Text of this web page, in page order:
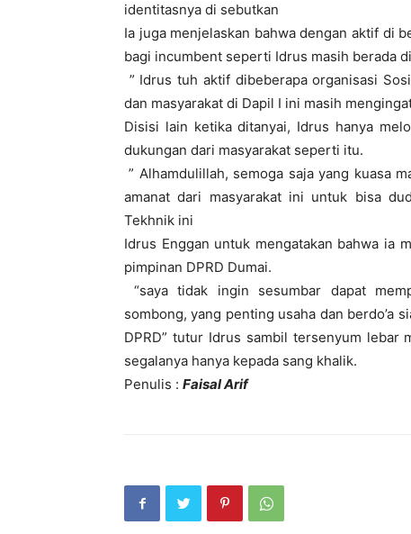
identitasnya di sebutkan
Ia juga menjelaskan bahwa dengan aktif di
bagi incumbent seperti Idrus masih berada
” Idrus tuh aktif dibeberapa organisasi
dan masyarakat di Dapil I ini masih
Disisi lain ketika ditanyai, Idrus hanya
dukungan dari masyarakat seperti itu.
” Alhamdulillah, semoga saja yang kuasa
amanat dari masyarakat ini untuk bisa
Tekhnik ini
Idrus Enggan untuk mengatakan bahwa ia
pimpinan DPRD Dumai.
“saya tidak ingin sesumbar dapat
sombong, yang penting usaha dan berdo’a
DPRD” tutur Idrus sambil tersenyum lebar
segalanya hanya kepada sang khalik.
Penulis : Faisal Arif